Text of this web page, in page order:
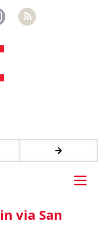
via San